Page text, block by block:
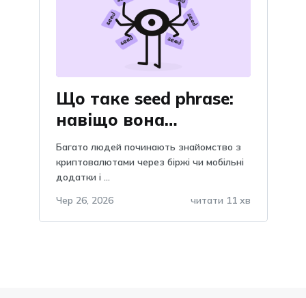
Що таке seed phrase:
навіщо вона
потрібна, пояснення
та важливість, чому
не можна зберігати в
telegram?
Багато людей починають знайомство з
криптовалютами через біржі чи мобільні
додатки і ...
Чер 26, 2026
читати 11 хв